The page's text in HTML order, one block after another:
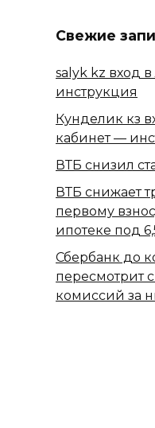
Свежие
salyk kz вход
инструкция
Кунделик кз
кабинет —
ВТБ снизил
ВТБ снижает
первому
ипотеке под
Сбербанк​ до
пересмотрит
комиссий за